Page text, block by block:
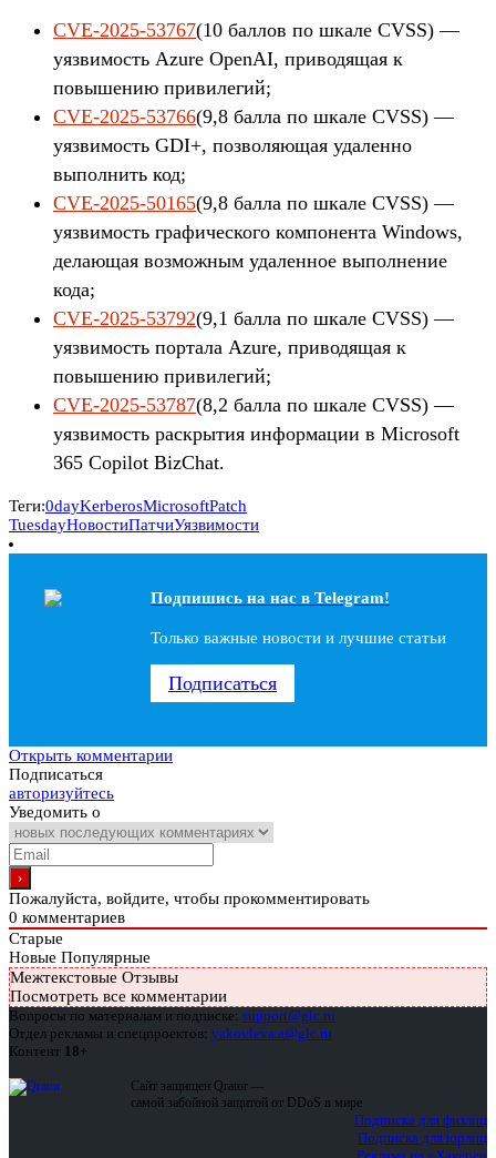
CVE-2025-53767(10 баллов по шкале CVSS) —
уязвимость Azure OpenAI, приводящая к
повышению привилегий;
CVE-2025-53766(9,8 балла по шкале CVSS) —
уязвимость GDI+, позволяющая удаленно
выполнить код;
CVE-2025-50165(9,8 балла по шкале CVSS) —
уязвимость графического компонента Windows,
делающая возможным удаленное выполнение
кода;
CVE-2025-53792(9,1 балла по шкале CVSS) —
уязвимость портала Azure, приводящая к
повышению привилегий;
CVE-2025-53787(8,2 балла по шкале CVSS) —
уязвимость раскрытия информации в Microsoft
365 Copilot BizChat.
Теги:0dayKerberosMicrosoftPatch
TuesdayНовостиПатчиУязвимости
Подпишись на наc в Telegram!
Только важные новости и лучшие статьи
Подписаться
Открыть комментарии
Подписаться
авторизуйтесь
Уведомить о
Пожалуйста, войдите, чтобы прокомментировать
0 комментариев
Старые
Новые Популярные
Межтекстовые Отзывы
Посмотреть все комментарии
Вопросы по материалам и подписке: support@glc.ru
Отдел рекламы и спецпроектов: yakovleva.a@glc.ru
Контент 18+
Сайт защищен Qrator —
самой забойной защитой от DDoS в мире
Подписка для физлиц
Подписка для юрлиц